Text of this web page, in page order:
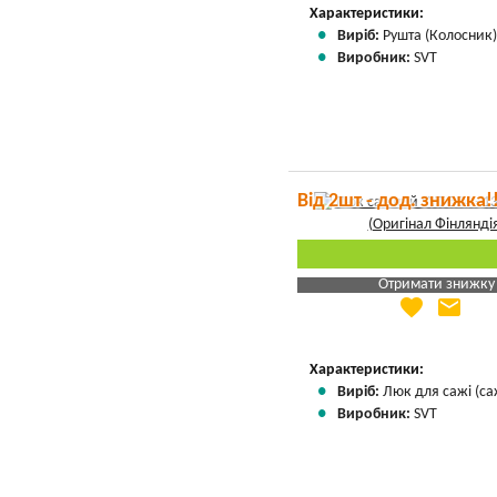
Характеристики:
Виріб: Рушта
Виробник: SVT
Від 2шт - дод.
Отримати знижку
Яка Ваша ціна
favorite email
Характеристики:
Виріб: Люк для сажі
Виробник: SVT